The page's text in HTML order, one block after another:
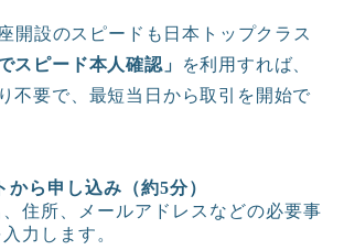
開設のスピードも日本トップクラス
スピード本人確認」
を利用すれば、
不要で、最短当日から取引を開始で
から申し込み（約5分）
、住所、メールアドレスなどの必要事
力します。
商品先物取引
投資信託
暗号資産（仮想通貨）